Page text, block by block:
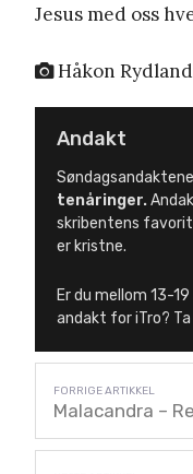
Jesus med oss
Håkon Rydland
Andakt
tenåringer.
skribentens
er kristne.
Er du mellom 13-
andakt for iTro?
Malacandra –